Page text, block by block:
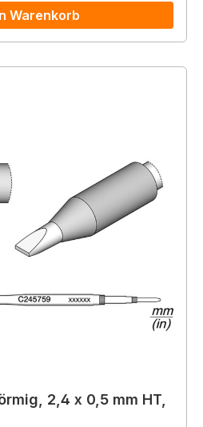
Warenkorb
2,4 x 0,5 mm HT,